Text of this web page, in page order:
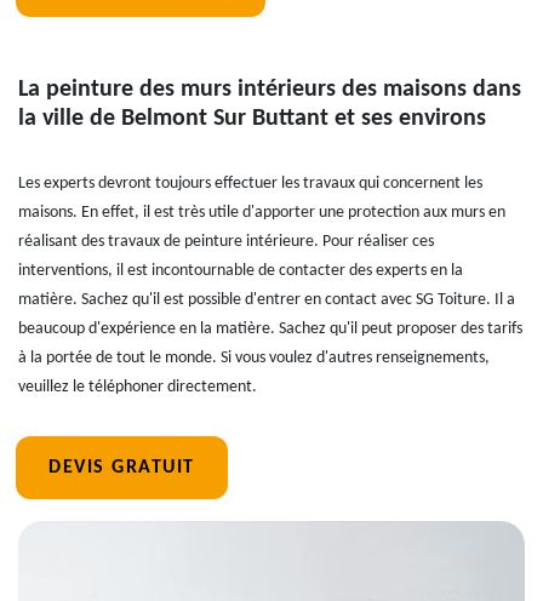
La peinture des murs intérieurs des maisons dans
la ville de Belmont Sur Buttant et ses environs
Les experts devront toujours effectuer les travaux qui concernent les
maisons. En effet, il est très utile d'apporter une protection aux murs en
réalisant des travaux de peinture intérieure. Pour réaliser ces
interventions, il est incontournable de contacter des experts en la
matière. Sachez qu'il est possible d'entrer en contact avec SG Toiture. Il a
beaucoup d'expérience en la matière. Sachez qu'il peut proposer des tarifs
à la portée de tout le monde. Si vous voulez d'autres renseignements,
veuillez le téléphoner directement.
DEVIS GRATUIT